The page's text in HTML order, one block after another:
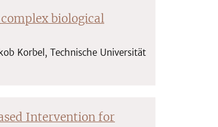
biological
Korbel, Technische Universität
Intervention for